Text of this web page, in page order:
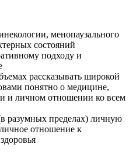
менопаузального
состояний
подходу и
рассказывать широкой
понятно о медицине,
и личном отношении ко всем
разумных пределах) личную
отношение к